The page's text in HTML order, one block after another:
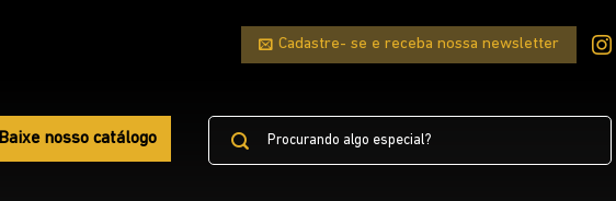
Cadastre- se e receba nossa newsletter
Baixe nosso catálogo
Pesquisar